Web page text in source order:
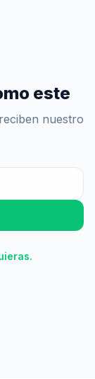
este
nuestro